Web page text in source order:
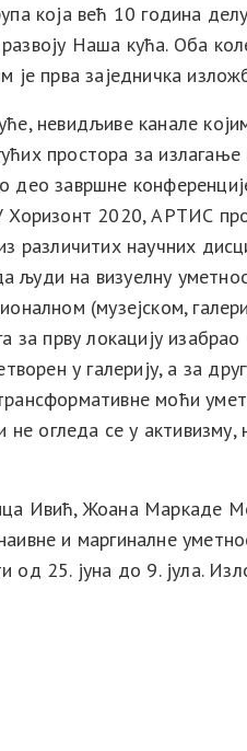
која већ 10 година
Наша кућа. Оба
је прва заједничка
невидљиве канале
простора за излагање
део завршне
Хоризонт 2020, АРТИС
различитих научних
људи на визуелну
(музејском,
за прву локацију
у галерију, а за
моћи
не огледа се у
Ивић, Жоана Маркаде
и маргиналне
25. јуна до 9. јула.